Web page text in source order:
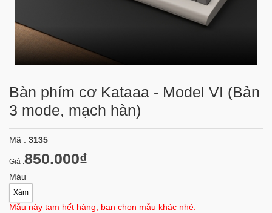
Bàn phím cơ Kataaa - Model VI (Bản
3 mode, mạch hàn)
Mã : 3135
Giá :850.000₫
Màu
Xám
Mẫu này tạm hết hàng, bạn chọn mẫu khác nhé.